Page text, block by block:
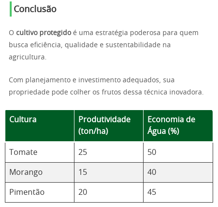
Conclusão
O cultivo protegidoé uma estratégia poderosa para quem
busca eficiência, qualidade e sustentabilidade na
agricultura.
Com planejamento e investimento adequados, sua
propriedade pode colher os frutos dessa técnica inovadora.
Cultura
Produtividade
(ton/ha)
Economia de
Água (%)
Tomate 25 50
Morango 15 40
Pimentão 20 45